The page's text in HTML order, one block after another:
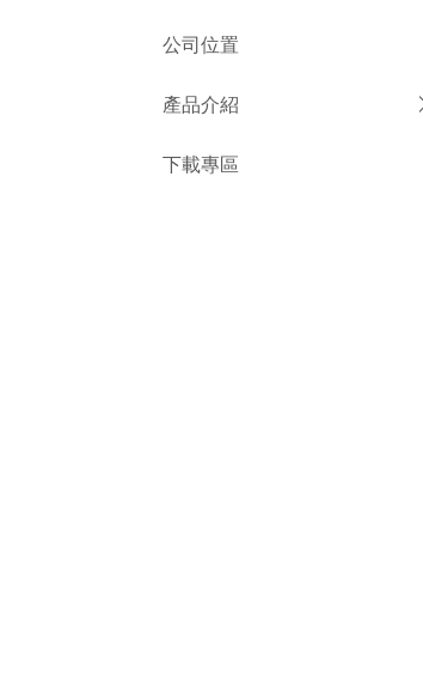
公司位置
產品介紹
下載專區